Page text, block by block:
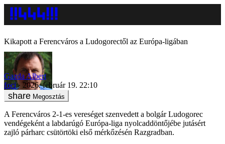
Kikapott a Ferencváros a Ludogorectől az Európa-ligában
Gazda Albert
foci
2026. február 19. 22:10
Megosztás
A Ferencváros 2-1-es vereséget szenvedett a bolgár Ludogorec
vendégeként a labdarúgó Európa-liga nyolcaddöntőjébe jutásért
zajló párharc csütörtöki első mérkőzésén Razgradban.